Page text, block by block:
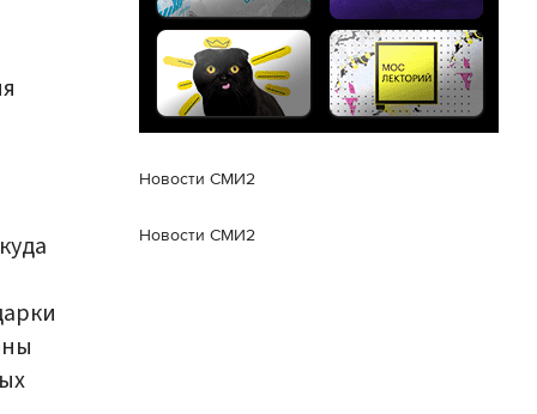
Новости СМИ2
Новости СМИ2